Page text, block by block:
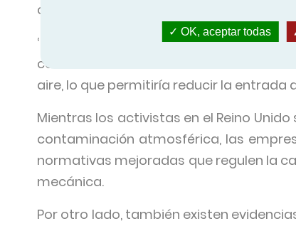
que solo serviría para dejar entrar la
‘Por esta razón, la Asociación de
construir edificios con un
aire, lo que permitiría reducir la entrada
Mientras los activistas en el Reino
contaminación atmosférica, las
normativas mejoradas que regulen la
mecánica.
Por otro lado, también existen
OK, aceptar todas